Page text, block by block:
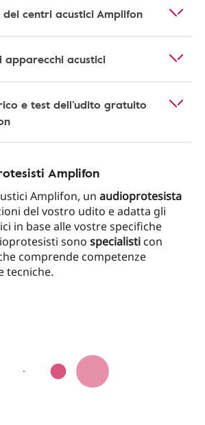
centri acustici Amplifon
apparecchi acustici
e test dell’udito gratuito
Amplifon
Amplifon, un audioprotesista
del vostro udito e adatta gli
in base alle vostre specifiche
sono specialisti con
comprende competenze
tecniche.